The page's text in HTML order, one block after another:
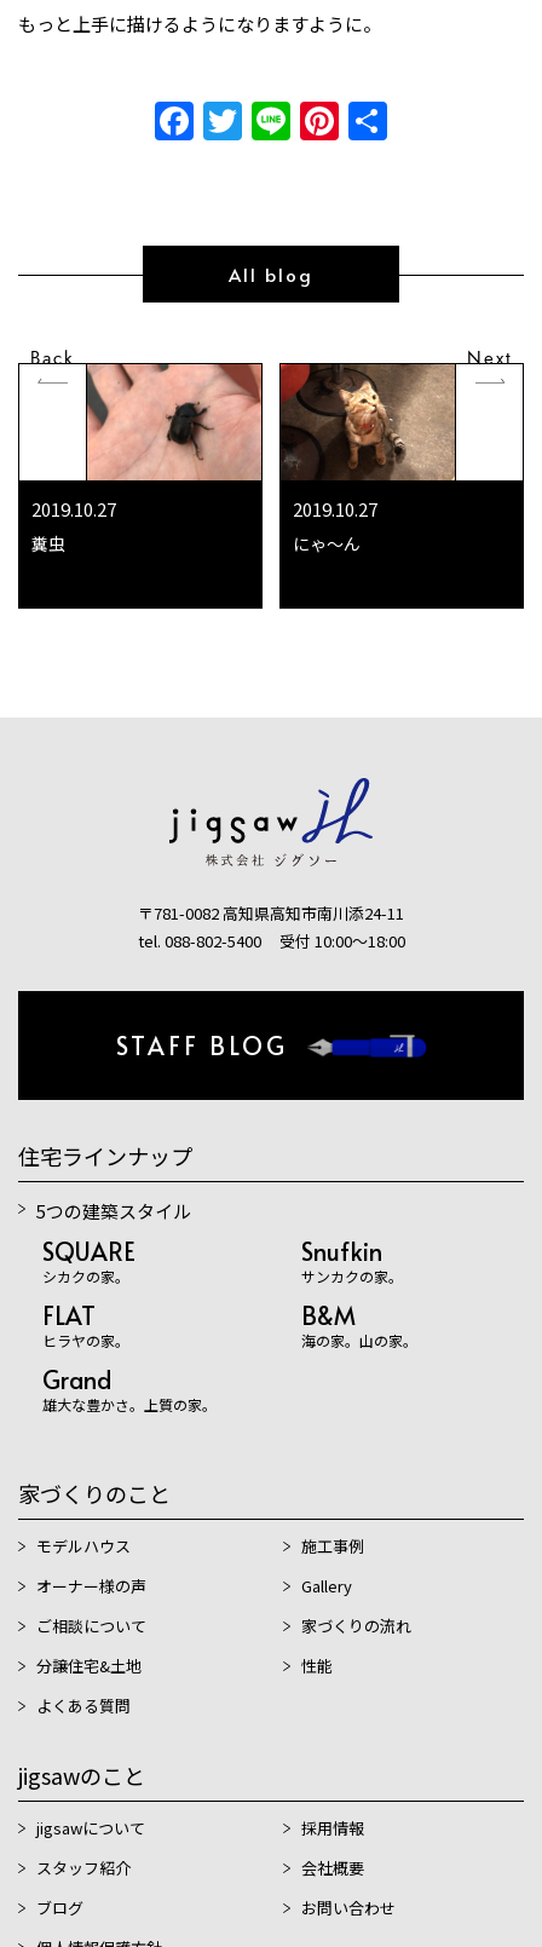
もっと上手に描けるようになりますように。
Facebook
Twitter
LinePinterest
All blog
Back
2019.10.27
糞虫
Next
2019.10.27
にゃ～ん
〒781-0082 高知県高知市南川添24-11
tel. 088-802-5400
受付 10:00〜18:00
STAFF BLOG
住宅ラインナップ
5つの建築スタイル
SQUARE
シカクの家。
Snufkin
サンカクの家。
FLAT
ヒラヤの家。
B&M
海の家。山の家。
Grand
雄大な豊かさ。上質の家。
家づくりのこと
モデルハウス
施工事例
オーナー様の声
Gallery
ご相談について
家づくりの流れ
分譲住宅&土地
性能
よくある質問
jigsawのこと
jigsawについて
採用情報
スタッフ紹介
会社概要
ブログ
お問い合わせ